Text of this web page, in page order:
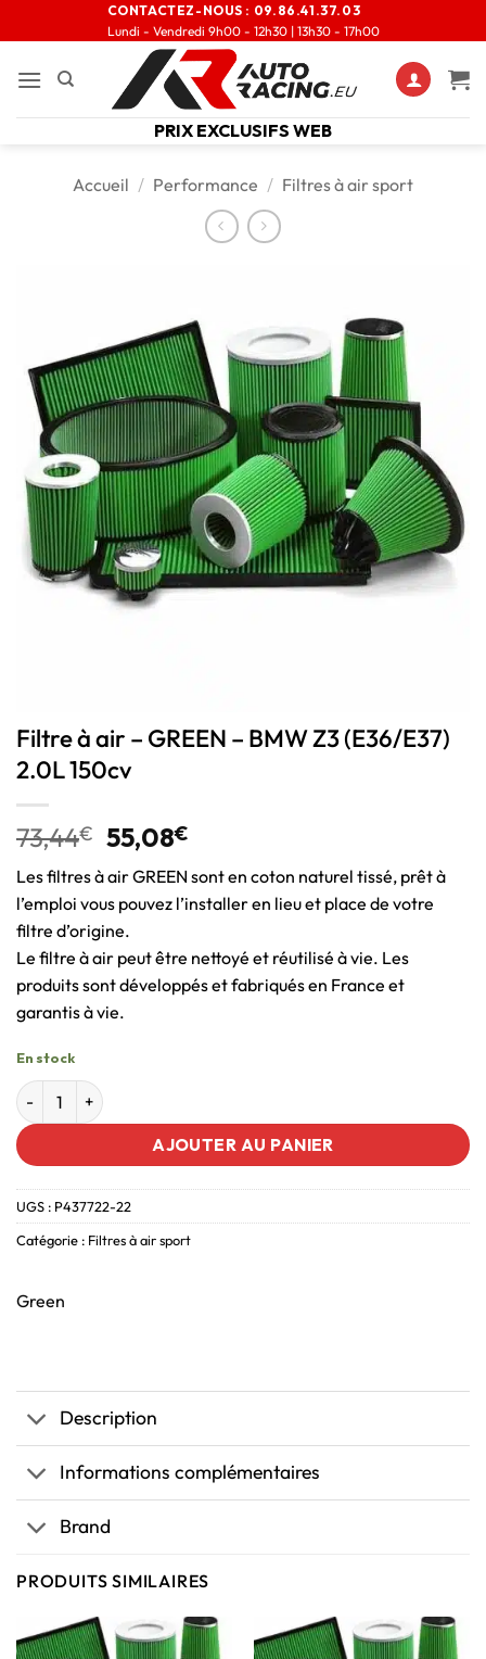
CONTACTEZ-NOUS : 09.86.41.37.03
Lundi - Vendredi 9h00 - 12h30 | 13h30 - 17h00
PRIX EXCLUSIFS WEB
Accueil / Performance / Filtres à air sport
Filtre à air – GREEN – BMW Z3 (E36/E37)
2.0L 150cv
73,44€ 55,08€
Les filtres à air GREEN sont en coton naturel tissé, prêt à
l’emploi vous pouvez l’installer en lieu et place de votre
filtre d’origine.
Le filtre à air peut être nettoyé et réutilisé à vie. Les
produits sont développés et fabriqués en France et
garantis à vie.
En stock
AJOUTER AU PANIER
UGS : P437722-22
Catégorie : Filtres à air sport
Green
Description
Informations complémentaires
Brand
PRODUITS SIMILAIRES